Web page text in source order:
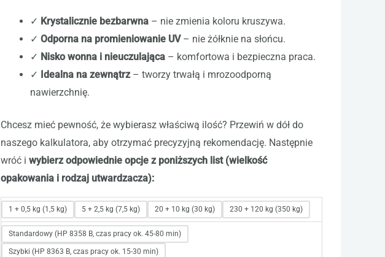
✓ Krystalicznie bezbarwna– nie zmienia koloru kruszywa.
✓ Odporna na promieniowanie UV– nie żółknie na słońcu.
✓ Nisko wonna i nieuczulająca– komfortowa i bezpieczna praca.
✓ Idealna na zewnątrz– tworzy trwałą i mrozoodporną
nawierzchnię.
Chcesz mieć pewność, że wybierasz właściwą ilość? Przewiń w dół do
naszego kalkulatora, aby otrzymać precyzyjną rekomendację. Następnie
wróć i wybierz odpowiednie opcje z poniższych list (wielkość
opakowania i rodzaj utwardzacza):
1 + 0,5 kg (1,5 kg) 5 + 2,5 kg (7,5 kg) 20 + 10 kg (30 kg) 230 + 120 kg (350 kg)
Standardowy (HP 8358 B, czas pracy ok. 45-80 min)
Szybki (HP 8363 B, czas pracy ok. 15-30 min)